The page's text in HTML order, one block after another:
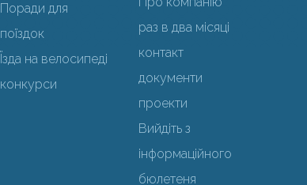
Поради для
поїздок
Їзда на велосипеді
конкурси
раз в два місяці
контакт
документи
проекти
Вийдіть з
інформаційного
бюлетеня